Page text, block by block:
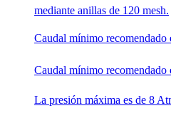
mediante anillas de 120 mesh.
Caudal mínimo recomendado
Caudal mínimo recomendado
La presión máxima es de 8